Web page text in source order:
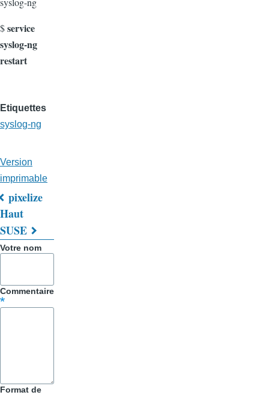
$service
syslog-ng
restart
Etiquettes
syslog-ng
Version
imprimable
Liens
transversaux
de
pour
pixelize
Haut
SUSE
Votre nom
Commentaire
Format de